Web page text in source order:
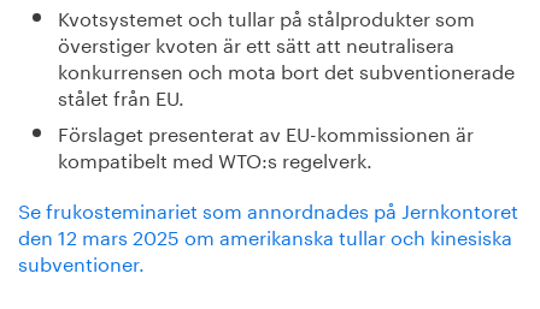
Kvotsystemet och tullar på stålprodukter som
överstiger kvoten är ett sätt att neutralisera
konkurrensen och mota bort det subventionerade
stålet från EU.
Förslaget presenterat av EU-kommissionen är
kompatibelt med WTO:s regelverk.
Se frukosteminariet som annordnades på Jernkontoret
den 12 mars 2025 om amerikanska tullar och kinesiska
subventioner.